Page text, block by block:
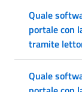
Quale
portale con
tramite
Quale